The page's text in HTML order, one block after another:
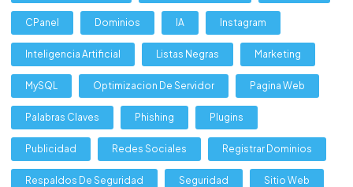
CPanel Dominios IA Instagram
Inteligencia Artificial Listas Negras Marketing
MySQL Optimizacion De Servidor Pagina Web
Palabras Claves Phishing Plugins
Publicidad Redes Sociales Registrar Dominios
Respaldos De Seguridad Seguridad Sitio Web